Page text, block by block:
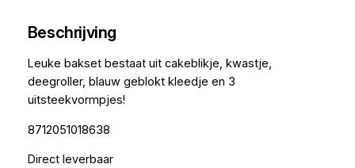
Beschrijving
Leuke bakset bestaat uit cakeblikje, kwastje,
deegroller, blauw geblokt kleedje en 3
uitsteekvormpjes!
8712051018638
Direct leverbaar